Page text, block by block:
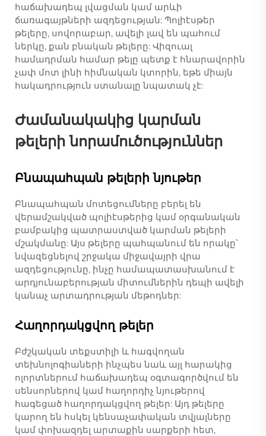
հաճախադեպ լվացման կամ արևի
ճառագայթների ազդեցության: Պոլիէսթեր
թելերը, սովորաբար, ավելի լավ են պահում
ներկը, քան բնական թելերը: Վիզուալ
համադրման համար թելը պետք է հնարավորին
չափ մոտ լինի հիմնական կտորին, եթե միայն
հակադրություն ստանալը նպատակ չէ:
Ժամանակակից կարման
թելերի նորամուծություններ
Բնապահպան թելերի նյութեր
Բնապահպան մոտեցումները բերել են
վերամշակված պոլիէսթերից կամ օրգանական
բամբակից պատրաստված կարման թելերի
մշակմանը: Այս թելերը պահպանում են որակը՝
նվազեցնելով շրջակա միջավայրի վրա
ազդեցությունը, ինչը համապատասխանում է
արդյունաբերության միտումներին դեպի ավելի
կանաչ արտադրության մեթոդներ:
Հաղորդակցվող թելեր
Բժշկական տեքստիլի և հագվողան
տեխնոլոգիաների ինչպես նաև այլ հարակից
ոլորտներում հաճախադեպ օգտագործվում են
սենսորներով կամ հաղորդիչ նյութերով
հագեցած հաղորդակցվող թելեր: Այդ թելերը
կարող են հսկել կենսաչափական տվյալները
կամ փոխազդել արտաքին սարքերի հետ,